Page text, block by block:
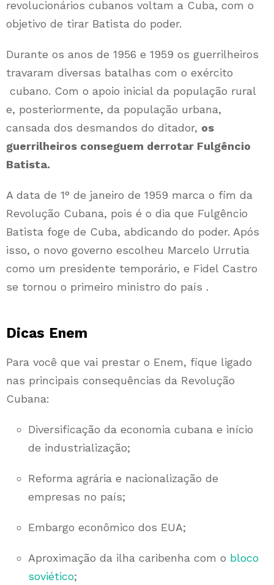
revolucionários cubanos voltam a Cuba, com o
objetivo de tirar Batista do poder.
Durante os anos de 1956 e 1959 os guerrilheiros
travaram diversas batalhas com o exército
cubano. Com o apoio inicial da população rural
e, posteriormente, da população urbana,
cansada dos desmandos do ditador, os
guerrilheiros conseguem derrotar Fulgêncio
Batista.
A data de 1° de janeiro de 1959 marca o fim da
Revolução Cubana, pois é o dia que Fulgêncio
Batista foge de Cuba, abdicando do poder. Após
isso, o novo governo escolheu Marcelo Urrutia
como um presidente temporário, e Fidel Castro
se tornou o primeiro ministro do país .
Dicas Enem
Para você que vai prestar o Enem, fique ligado
nas principais consequências da Revolução
Cubana:
Diversificação da economia cubana e início
de industrialização;
Reforma agrária e nacionalização de
empresas no país;
Embargo econômico dos EUA;
Aproximação da ilha caribenha com o bloco
soviético;